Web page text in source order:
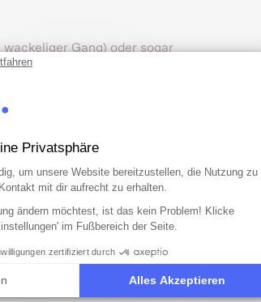
Gang) oder sogar
liebevolle Betreuung. Die wichtigsten
etablieren. Viele Katzen gewöhnen
Privatsphäre
um unsere Website bereitzustellen, die Nutzung zu
mit dir aufrecht zu erhalten.
ändern möchtest, ist das kein Problem! Klicke
im Fußbereich der Seite.
zertifiziert durch
Alles Akzeptieren